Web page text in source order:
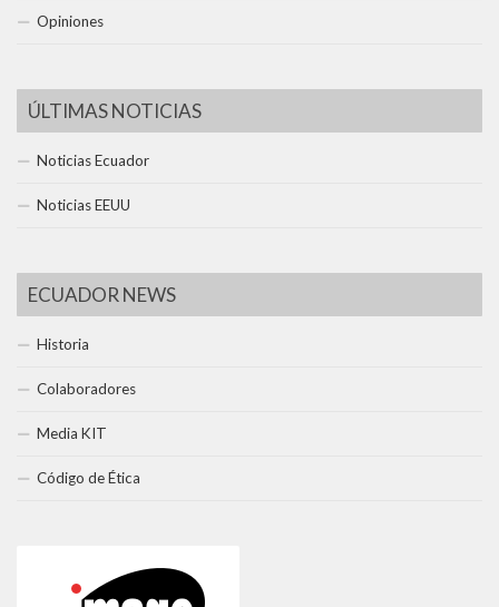
Opiniones
ÚLTIMAS NOTICIAS
Noticias Ecuador
Noticias EEUU
ECUADOR NEWS
Historia
Colaboradores
Media KIT
Código de Ética